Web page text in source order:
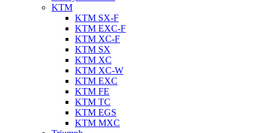
KTM
KTM SX-F
KTM EXC-F
KTM XC-F
KTM SX
KTM XC
KTM XC-W
KTM EXC
KTM FE
KTM TC
KTM EGS
KTM MXC